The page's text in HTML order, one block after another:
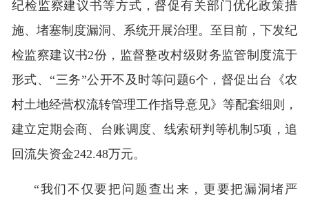
纪检监察建议书等方式，督促有关部门优化政策措
施、堵塞制度漏洞、系统开展治理。至目前，下发纪
检监察建议书2份，监督整改村级财务监管制度流于
形式、“三务”公开不及时等问题6个，督促出台《农
村土地经营权流转管理工作指导意见》等配套细则，
建立定期会商、台账调度、线索研判等机制5项，追
回流失资金242.48万元。
“我们不仅要把问题查出来，更要把漏洞堵严